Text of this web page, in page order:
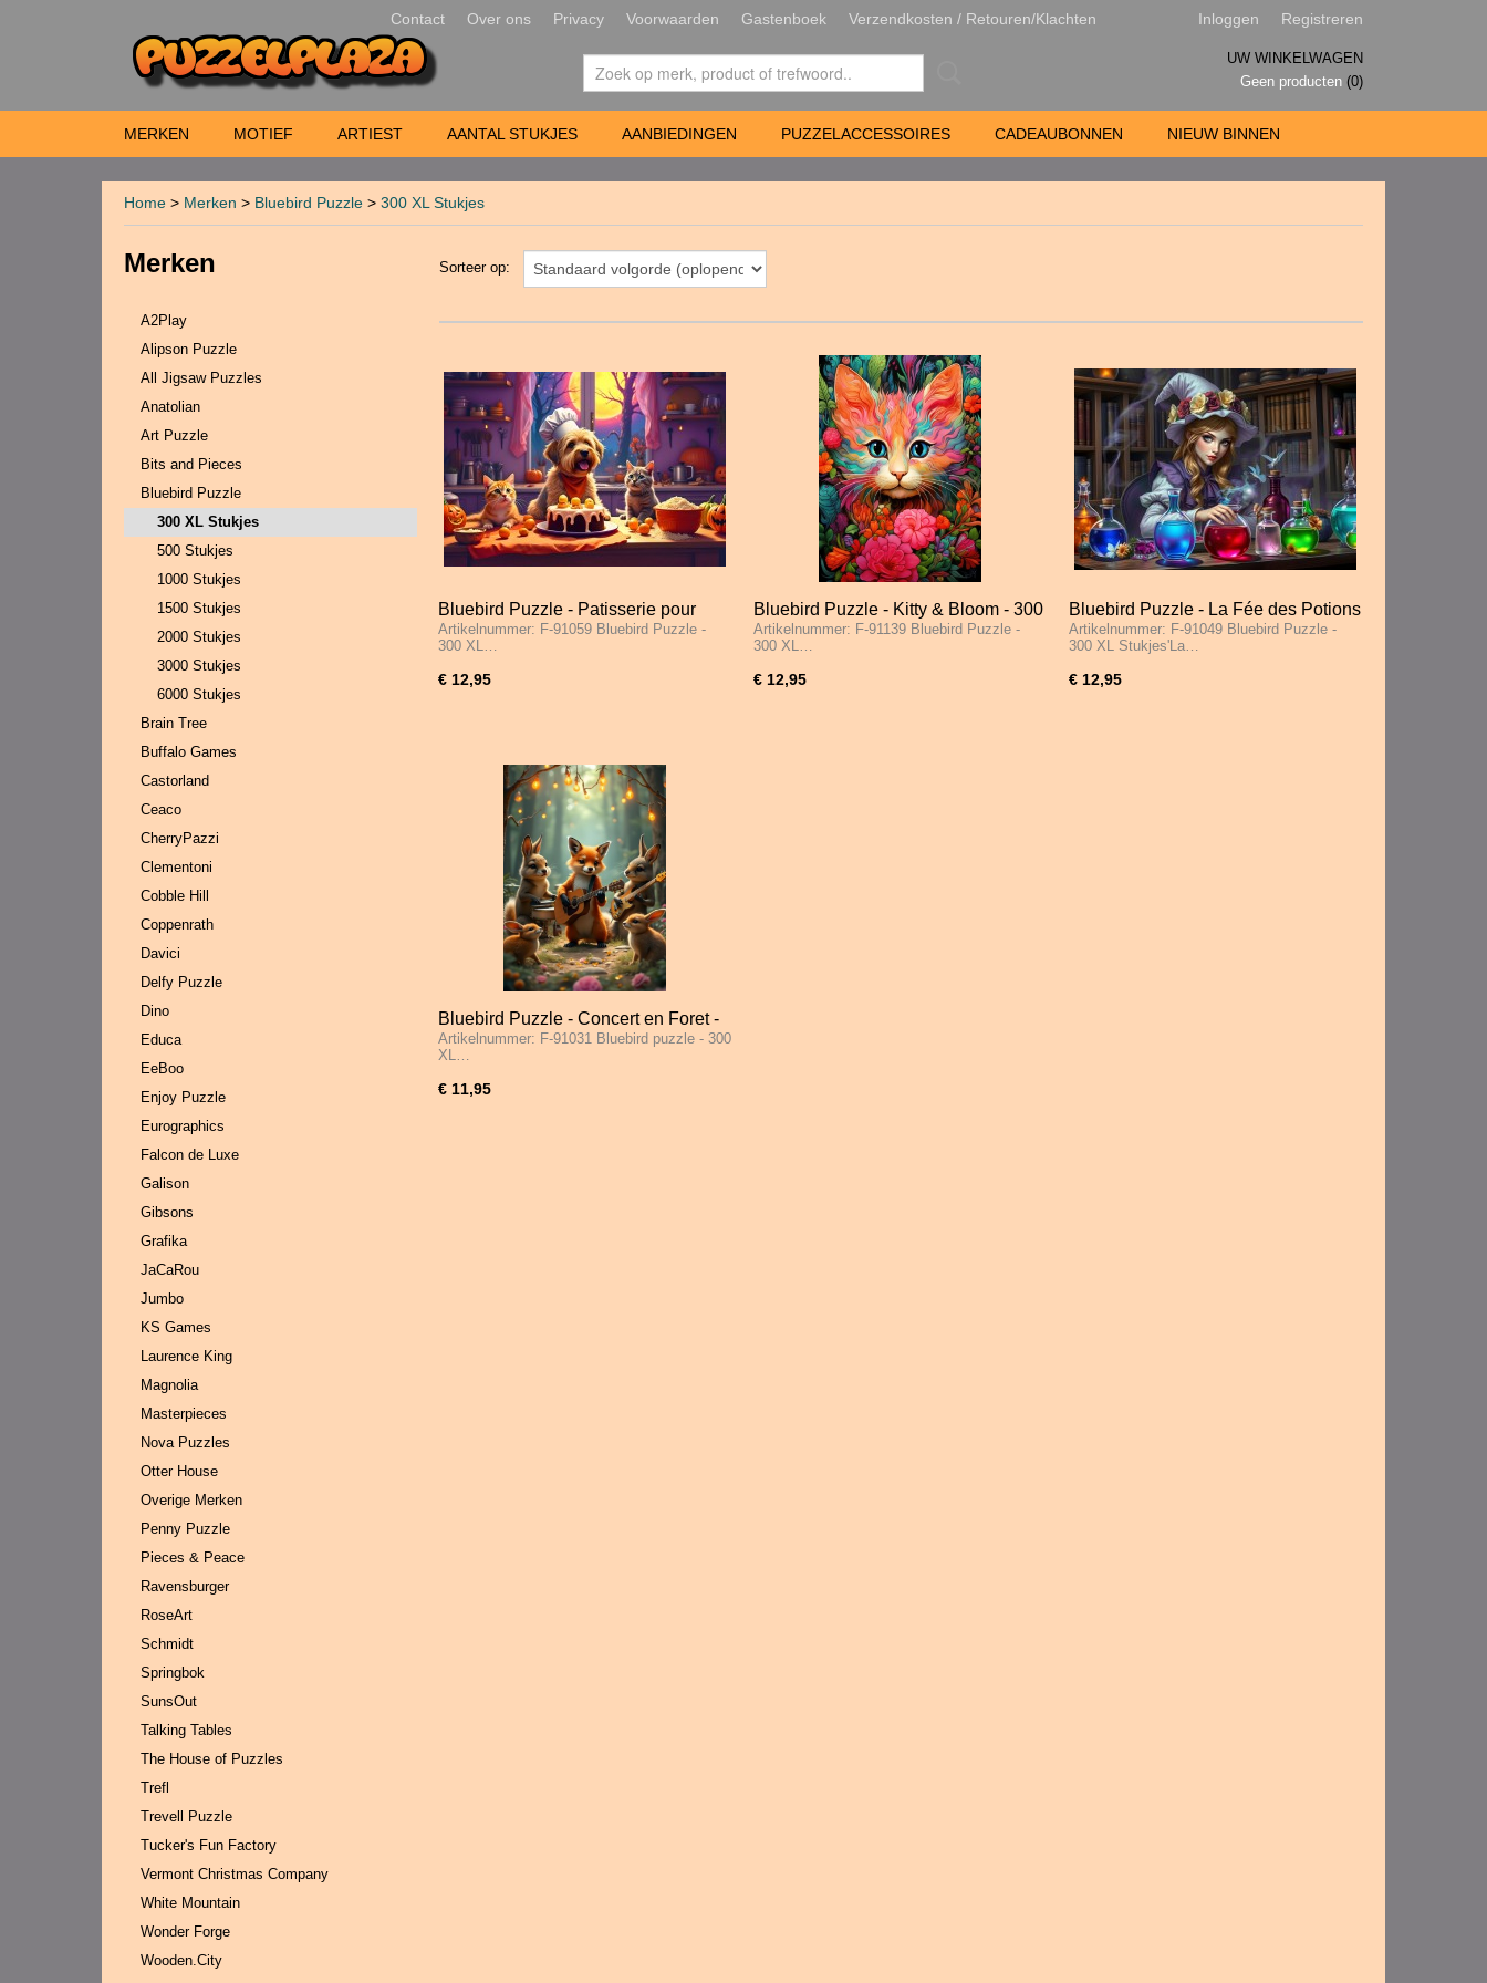
Contact Over ons Privacy Voorwaarden Gastenboek Verzendkosten / Retouren/Klachten Inloggen Registreren
UW WINKELWAGEN
Geen producten (0)
MERKEN MOTIEF ARTIEST AANTAL STUKJES AANBIEDINGEN PUZZELACCESSOIRES CADEAUBONNEN NIEUW BINNEN
Home > Merken > Bluebird Puzzle > 300 XL Stukjes
Merken
A2Play
Alipson Puzzle
All Jigsaw Puzzles
Anatolian
Art Puzzle
Bits and Pieces
Bluebird Puzzle
300 XL Stukjes
500 Stukjes
1000 Stukjes
1500 Stukjes
2000 Stukjes
3000 Stukjes
6000 Stukjes
Brain Tree
Buffalo Games
Castorland
Ceaco
CherryPazzi
Clementoni
Cobble Hill
Coppenrath
Davici
Delfy Puzzle
Dino
Educa
EeBoo
Enjoy Puzzle
Eurographics
Falcon de Luxe
Galison
Gibsons
Grafika
JaCaRou
Jumbo
KS Games
Laurence King
Magnolia
Masterpieces
Nova Puzzles
Otter House
Overige Merken
Penny Puzzle
Pieces & Peace
Ravensburger
RoseArt
Schmidt
Springbok
SunsOut
Talking Tables
The House of Puzzles
Trefl
Trevell Puzzle
Tucker's Fun Factory
Vermont Christmas Company
White Mountain
Wonder Forge
Wooden.City
Sorteer op:
Bluebird Puzzle - Patisserie pour
Halloween - 300 XL Stukjes
Artikelnummer: F-91059 Bluebird Puzzle -
300 XL…
€ 12,95
Bluebird Puzzle - Kitty & Bloom - 300
XL Stukjes
Artikelnummer: F-91139 Bluebird Puzzle -
300 XL…
€ 12,95
Bluebird Puzzle - La Fée des Potions
- 300 XL Stukjes
Artikelnummer: F-91049 Bluebird Puzzle -
300 XL Stukjes'La…
€ 12,95
Bluebird Puzzle - Concert en Foret -
300 XL Stukjes
Artikelnummer: F-91031 Bluebird puzzle - 300
XL…
€ 11,95